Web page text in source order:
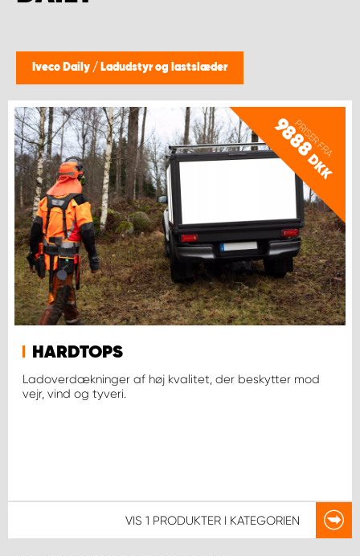
Iveco Daily / Ladudstyr og lastslæder
PRISER FRA
9888
DKK
HARDTOPS
Ladoverdækninger af høj kvalitet, der beskytter mod
vejr, vind og tyveri.
VIS 1 PRODUKTER I KATEGORIEN